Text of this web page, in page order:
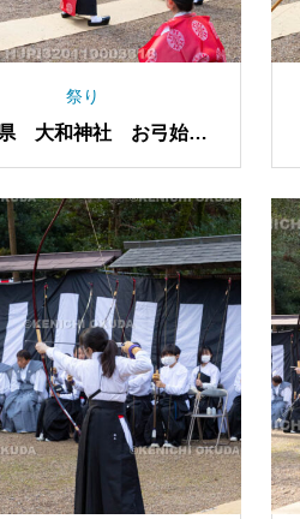
祭り
大和神社 お弓始め
祭